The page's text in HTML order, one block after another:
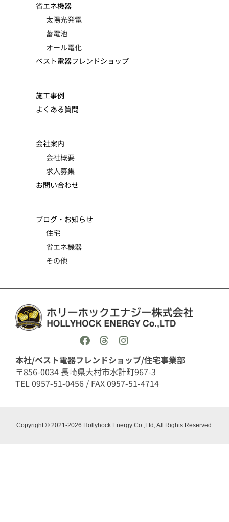
省エネ機器
太陽光発電
蓄電池
オール電化
ベスト電器フレンドショップ
施工事例
よくある質問
会社案内
会社概要
求人募集
お問い合わせ
ブログ・お知らせ
住宅
省エネ機器
その他
本社/ベスト電器フレンドショップ/住宅事業部
〒856-0034 長崎県大村市水計町967-3
TEL 0957-51-0456 / FAX 0957-51-4714
Copyright © 2021-2026 Hollyhock Energy Co.,Ltd, All Rights Reserved.